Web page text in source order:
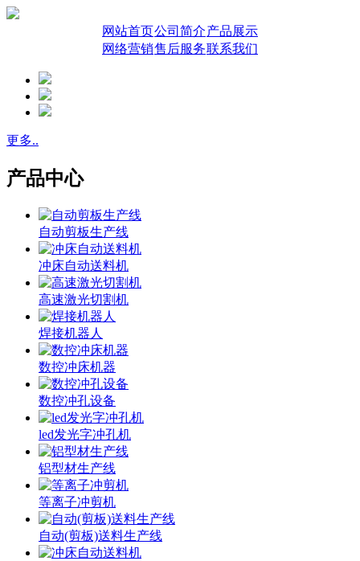
网站首页公司简介产品展示
网络营销售后服务联系我们
更多..
产品中心
自动剪板生产线
冲床自动送料机
高速激光切割机
焊接机器人
数控冲床机器
数控冲孔设备
led发光字冲孔机
铝型材生产线
等离子冲剪机
自动(剪板)送料生产线